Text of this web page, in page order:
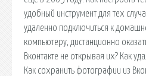
удобный инструмент для тех
удаленно подключиться к
компьютеру, дистанционно
Вконтакте не открывая их? Как
Как сохранить фотографии из